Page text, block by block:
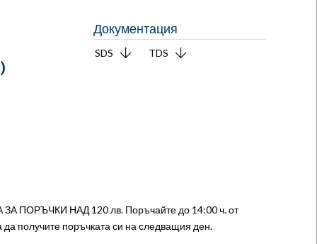
Документация
SDS TDS
)
ПОРЪЧКИ НАД 120 лв. Поръчайте до 14:00 ч. от
да получите поръчката си на следващия ден.